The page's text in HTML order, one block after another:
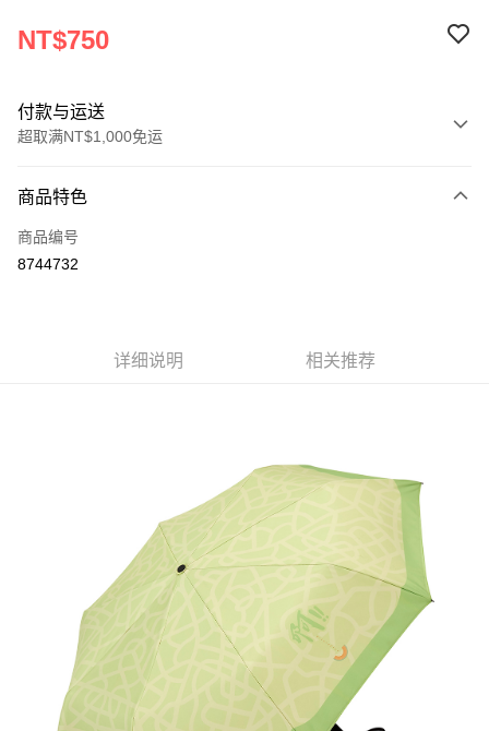
NT$750
付款与运送
超取满NT$1,000免运
信用卡一次付款
超商取货付款
每笔NT$65，满NT$1,000(含以上)免运费
付款後全家取貨
每笔NT$65，满NT$1,000(含以上)免运费
7-11取貨付款
商品特色
商品编号
8744732
详细说明 相关推荐